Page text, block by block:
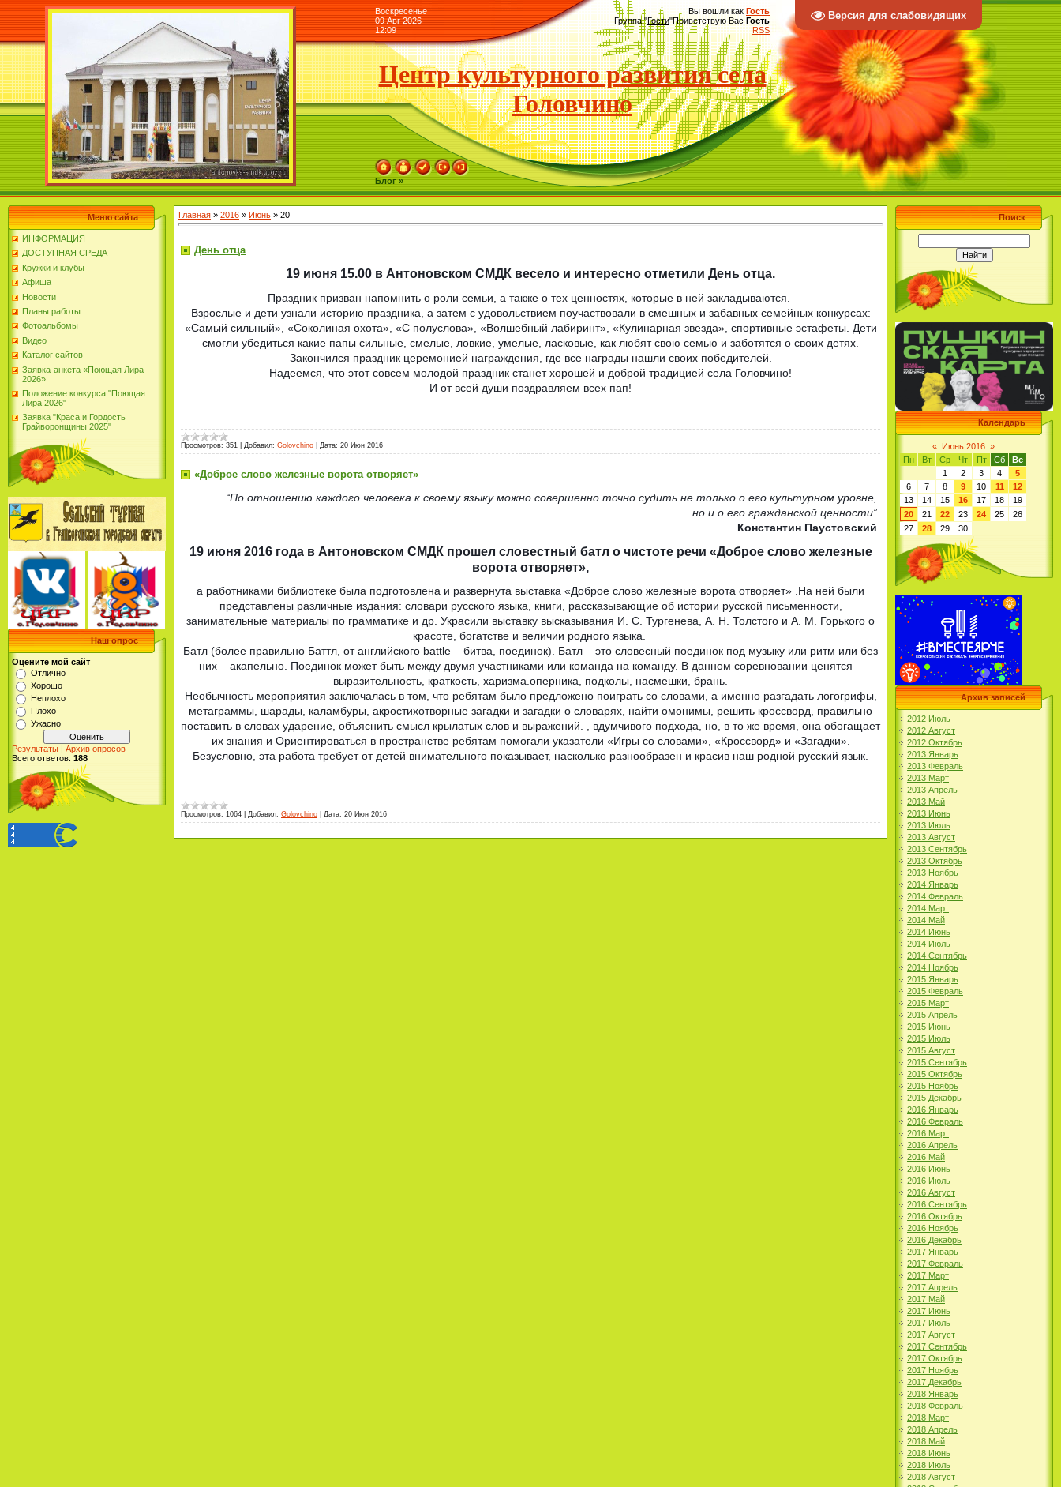
Версия для слабовидящих
Воскресенье
09 Авг 2026
12:09
Вы вошли как Гость
Группа"Гости"Приветствую Вас Гость
RSS
Центр культурного развития села
Головчино
Блог »
Меню сайта
ИНФОРМАЦИЯ
ДОСТУПНАЯ СРЕДА
Кружки и клубы
Афиша
Новости
Планы работы
Фотоальбомы
Видео
Каталог сайтов
Заявка-анкета «Поющая Лира -
2026»
Положение конкурса "Поющая
Лира 2026"
Заявка "Краса и Гордость
Грайворонщины 2025"
Наш опрос
Оцените мой сайт
Отлично
Хорошо
Неплохо
Плохо
Ужасно
Результаты | Архив опросов
Всего ответов: 188
Главная » 2016 » Июнь » 20
День отца
19 июня 15.00 в Антоновском СМДК весело и интересно отметили День отца.
Праздник призван напомнить о роли семьи, а также о тех ценностях, которые в ней закладываются.
Взрослые и дети узнали историю праздника, а затем с удовольствием поучаствовали в смешных и забавных семейных конкурсах:
«Самый сильный», «Соколиная охота», «С полуслова», «Волшебный лабиринт», «Кулинарная звезда», спортивные эстафеты. Дети
смогли убедиться какие папы сильные, смелые, ловкие, умелые, ласковые, как любят свою семью и заботятся о своих детях.
Закончился праздник церемонией награждения, где все награды нашли своих победителей.
Надеемся, что этот совсем молодой праздник станет хорошей и доброй традицией села Головчино!
И от всей души поздравляем всех пап!
Просмотров: 351 Добавил: Golovchino Дата: 20 Июн 2016
«Доброе слово железные ворота отворяет»
“По отношению каждого человека к своему языку можно совершенно точно судить не только о его культурном уровне,
но и о его гражданской ценности”.
Константин Паустовский
19 июня 2016 года в Антоновском СМДК прошел словестный батл о чистоте речи «Доброе слово железные
ворота отворяет»,
а работниками библиотеке была подготовлена и развернута выставка «Доброе слово железные ворота отворяет» .На ней были
представлены различные издания: словари русского языка, книги, рассказывающие об истории русской письменности,
занимательные материалы по грамматике и др. Украсили выставку высказывания И. С. Тургенева, А. Н. Толстого и А. М. Горького о
красоте, богатстве и величии родного языка.
Батл (более правильно Баттл, от английского battle – битва, поединок). Батл – это словесный поединок под музыку или ритм или без
них – акапельно. Поединок может быть между двумя участниками или команда на команду. В данном соревновании ценятся –
выразительность, краткость, харизма.оперника, подколы, насмешки, брань.
Необычность мероприятия заключалась в том, что ребятам было предложено поиграть со словами, а именно разгадать логогрифы,
метаграммы, шарады, каламбуры, акростихотворные загадки и загадки о словарях, найти омонимы, решить кроссворд, правильно
поставить в словах ударение, объяснить смысл крылатых слов и выражений. , вдумчивого подхода, но, в то же время, она обогащает
их знания и Ориентироваться в пространстве ребятам помогали указатели «Игры со словами», «Кроссворд» и «Загадки».
Безусловно, эта работа требует от детей внимательного показывает, насколько разнообразен и красив наш родной русский язык.
Просмотров: 1064 Добавил: Golovchino Дата: 20 Июн 2016
Поиск
Календарь
« Июнь 2016 »
Пн
Вт Ср Чт Пт Сб
Вс
1
2 3 4
5
6
7 8 9 10 11
12
13
14 15 16 17 18
19
20
21 22 23 24 25
26
27
28 29 30
Архив записей
2012 Июль
2012 Август
2012 Октябрь
2013 Январь
2013 Февраль
2013 Март
2013 Апрель
2013 Май
2013 Июнь
2013 Июль
2013 Август
2013 Сентябрь
2013 Октябрь
2013 Ноябрь
2014 Январь
2014 Февраль
2014 Март
2014 Май
2014 Июнь
2014 Июль
2014 Сентябрь
2014 Ноябрь
2015 Январь
2015 Февраль
2015 Март
2015 Апрель
2015 Июнь
2015 Июль
2015 Август
2015 Сентябрь
2015 Октябрь
2015 Ноябрь
2015 Декабрь
2016 Январь
2016 Февраль
2016 Март
2016 Апрель
2016 Май
2016 Июнь
2016 Июль
2016 Август
2016 Сентябрь
2016 Октябрь
2016 Ноябрь
2016 Декабрь
2017 Январь
2017 Февраль
2017 Март
2017 Апрель
2017 Май
2017 Июнь
2017 Июль
2017 Август
2017 Сентябрь
2017 Октябрь
2017 Ноябрь
2017 Декабрь
2018 Январь
2018 Февраль
2018 Март
2018 Апрель
2018 Май
2018 Июнь
2018 Июль
2018 Август